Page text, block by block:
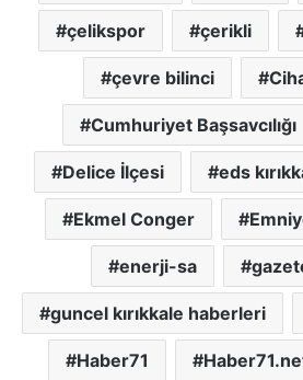
çelikspor çerikli
çevre bilinci
Cumhuriyet Başsavcılığı
Delice İlçesi eds
Ekmel Conger
enerji-sa
guncel kırıkkale haberleri
Haber71